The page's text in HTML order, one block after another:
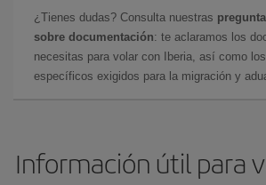
¿Tienes dudas? Consulta nuestras
sobre documentación: te aclaramos los
necesitas para volar con Iberia, así como
específicos exigidos para la migración y
Información útil para